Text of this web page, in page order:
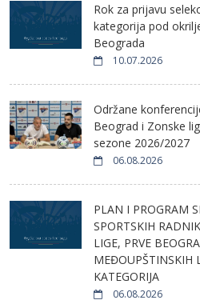
Rok za prijavu
kategorija pod
Beograda
10.07.2026
Održane
Beograd i Zonske
sezone 2026/2027
06.08.2026
PLAN I PROGRAM
SPORTSKIH
LIGE, PRVE
MEĐOUPŠTINSKIH
KATEGORIJA
06.08.2026